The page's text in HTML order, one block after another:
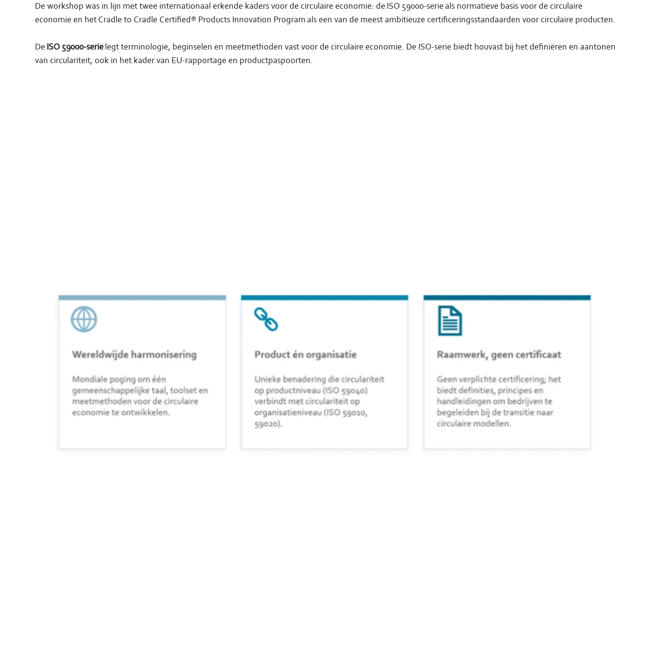
De workshop was in lijn met twee internationaal erkende kaders voor de circulaire economie: de ISO 59000-serie als normatieve basis voor de circulaire
economie en het Cradle to Cradle Certified® Products Innovation Program als een van de meest ambitieuze certificeringsstandaarden voor circulaire producten.
De ISO 59000-serielegt terminologie, beginselen en meetmethoden vast voor de circulaire economie. De ISO-serie biedt houvast bij het definiëren en aantonen
van circulariteit, ook in het kader van EU-rapportage en productpaspoorten.